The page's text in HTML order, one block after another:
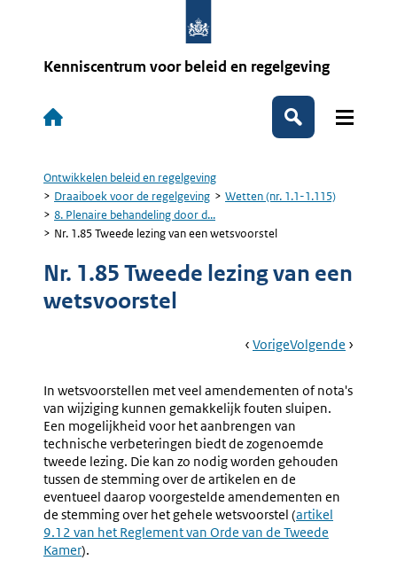
Kenniscentrum voor beleid en regelgeving
Hoofdnavigatie
Zoeken
Kruimelpad
Ontwikkelen beleid en regelgeving
Draaiboek voor de regelgeving
Wetten (nr. 1.1-1.115)
8. Plenaire behandeling door d...
Nr. 1.85 Tweede lezing van een wetsvoorstel
Nr. 1.85 Tweede lezing van een
wetsvoorstel
Book
Ga
VorigePagina:
Stemmingslijsten
Ga
Volgende Pagina:
In wetsvoorstellen met veel amendementen of nota's
van wijziging kunnen gemakkelijk fouten sluipen.
Een mogelijkheid voor het aanbrengen van
technische verbeteringen biedt de zogenoemde
tweede lezing. Die kan zo nodig worden gehouden
tussen de stemming over de artikelen en de
eventueel daarop voorgestelde amendementen en
de stemming over het gehele wetsvoorstel (Externe
link:
artikel
9.12 van het Reglement van Orde van de Tweede
Kamer).